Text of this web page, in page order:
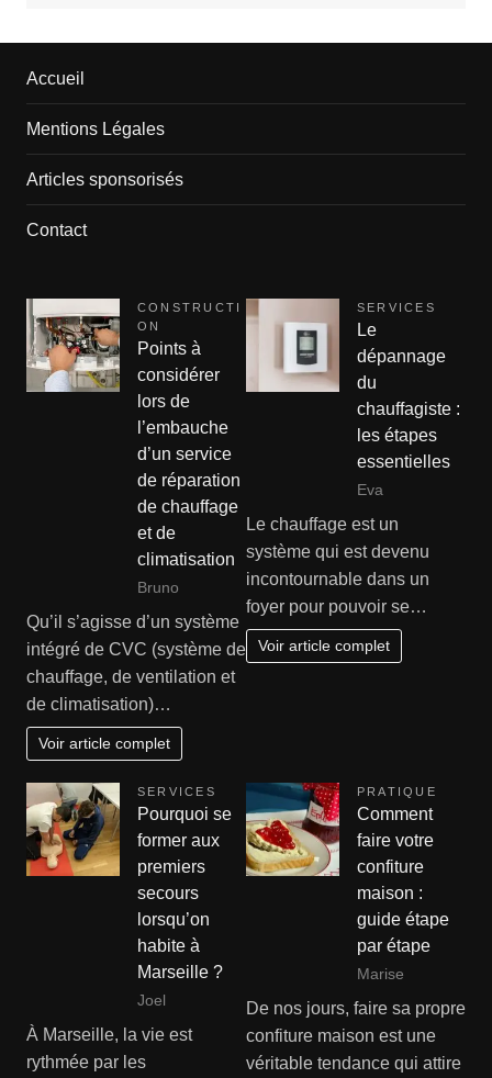
Accueil
Mentions Légales
Articles sponsorisés
Contact
CONSTRUCTI
ON
Points à
considérer
lors de
l’embauche
d’un service
de réparation
de chauffage
et de
climatisation
Bruno
Qu’il s’agisse d’un système
intégré de CVC (système de
chauffage, de ventilation et
de climatisation)…
Voir article complet
SERVICES
Le
dépannage
du
chauffagiste :
les étapes
essentielles
Eva
Le chauffage est un
système qui est devenu
incontournable dans un
foyer pour pouvoir se…
Voir article complet
SERVICES
Pourquoi se
former aux
premiers
secours
lorsqu’on
habite à
Marseille ?
Joel
À Marseille, la vie est
rythmée par les
PRATIQUE
Comment
faire votre
confiture
maison :
guide étape
par étape
Marise
De nos jours, faire sa propre
confiture maison est une
véritable tendance qui attire